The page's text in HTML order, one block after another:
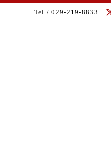
Tel / 029-219-8833